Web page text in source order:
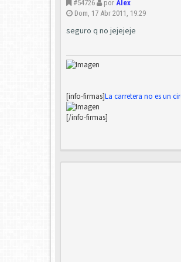
#54726 por Alex
Dom, 17 Abr 2011, 19:29
seguro q no jejejeje
[info-firmas]La carretera no es un
[/info-firmas]